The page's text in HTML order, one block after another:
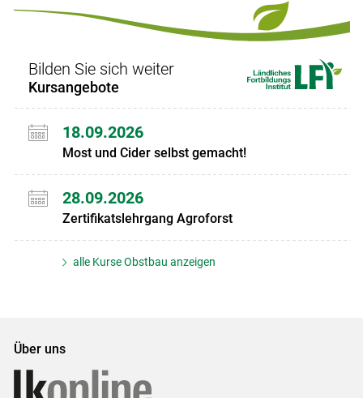
Bilden Sie sich weiter
Kursangebote
18.09.2026
Most und Cider selbst gemacht!
28.09.2026
Zertifikatslehrgang Agroforst
alle Kurse Obstbau anzeigen
Über uns